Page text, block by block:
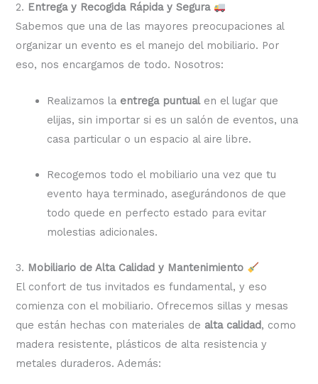
2. Entrega y Recogida Rápida y Segura
Sabemos que una de las mayores preocupaciones al
organizar un evento es el manejo del mobiliario. Por
eso, nos encargamos de todo. Nosotros:
Realizamos la entrega puntualen el lugar que
elijas, sin importar si es un salón de eventos, una
casa particular o un espacio al aire libre.
Recogemos todo el mobiliario una vez que tu
evento haya terminado, asegurándonos de que
todo quede en perfecto estado para evitar
molestias adicionales.
3. Mobiliario de Alta Calidad y Mantenimiento
El confort de tus invitados es fundamental, y eso
comienza con el mobiliario. Ofrecemos sillas y mesas
que están hechas con materiales de alta calidad, como
madera resistente, plásticos de alta resistencia y
metales duraderos. Además: